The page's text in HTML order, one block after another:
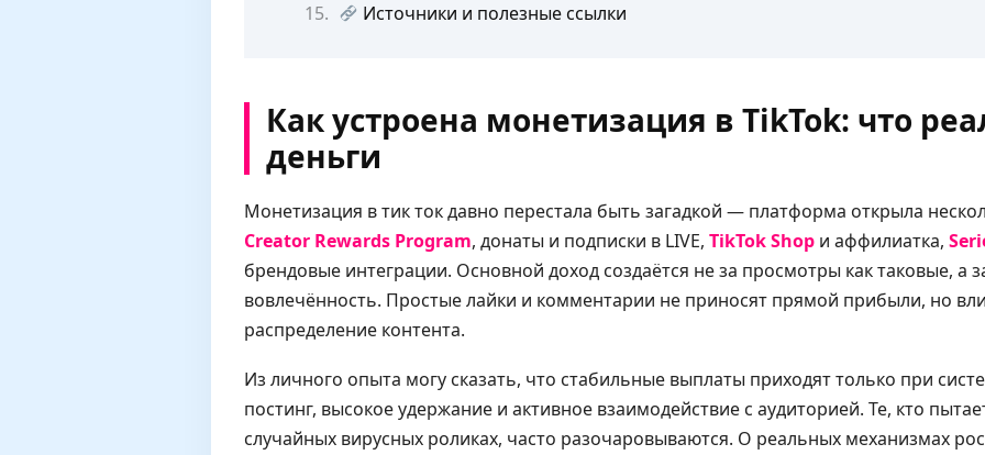
Источники и полезные ссылки
Как устроена монетизация в TikTok: что
деньги
Монетизация в тик ток давно перестала быть загадкой — платформа открыла
Creator Rewards Program, донаты и подписки в LIVE, TikTok Shop и аффилиатка,
брендовые интеграции. Основной доход создаётся не за просмотры как таковые, а
вовлечённость. Простые лайки и комментарии не приносят прямой прибыли, но
распределение контента.
Из личного опыта могу сказать, что стабильные выплаты приходят только при
постинг, высокое удержание и активное взаимодействие с аудиторией. Те, кто
случайных вирусных роликах, часто разочаровываются. О реальных механизмах